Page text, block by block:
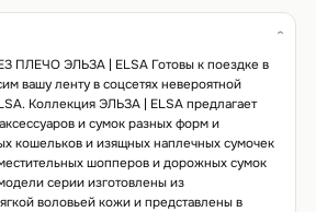
ЭЛЬЗА | ELSA Готовы к поездке в
вашу ленту в соцсетях невероятной
Коллекция ЭЛЬЗА | ELSA предлагает
и сумок разных форм и
кошельков и изящных наплечных сумочек
шопперов и дорожных сумок
серии изготовлены из
воловьей кожи и представлены в